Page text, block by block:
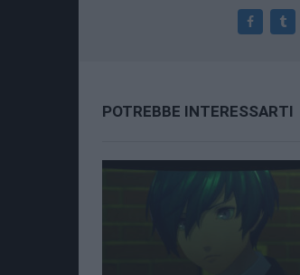
POTREBBE INTERESSARTI